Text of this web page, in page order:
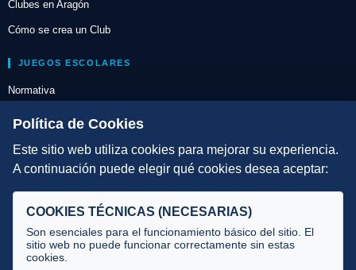
Clubes en Aragón
Cómo se crea un Club
JUEGOS ESCOLARES
Normativa
Escuelas de Triatlón
DIRECCIÓN TÉCNICA
Selecciones
Tecnificación
JUECES Y OFICIALES
Política de Cookies
Este sitio web utiliza cookies para mejorar su experiencia.
A continuación puede elegir qué cookies desea aceptar:
COOKIES TÉCNICAS (NECESARIAS)
Son esenciales para el funcionamiento básico del sitio. El
sitio web no puede funcionar correctamente sin estas
cookies.